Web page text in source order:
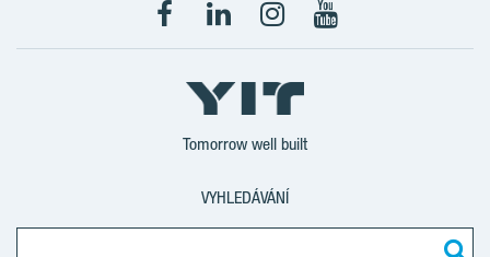
Tomorrow well built
VYHLEDÁVÁNÍ